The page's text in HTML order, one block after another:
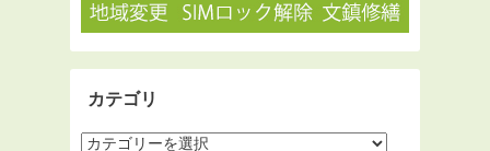
カテゴリ